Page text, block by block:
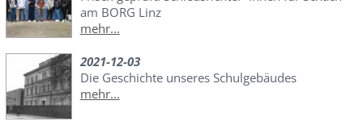
am BORG Linz
mehr...
2021-12-03
Die Geschichte unseres Schulgebäudes
mehr...